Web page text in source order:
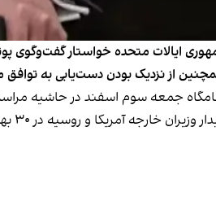
ایالات متحده خواستار گفت‌وگوی
از نزدیک بودن دست‌یابی به
جمعه سوم اسفند در حاشیه مراسم
و روسیه در ۳۰ بهمن در عربستان سعودی، مقام‌های آمریکا و روسیه در روزهای گذشته از احتمال دیدار ترامپ و پوتین خبر داده‌اند.